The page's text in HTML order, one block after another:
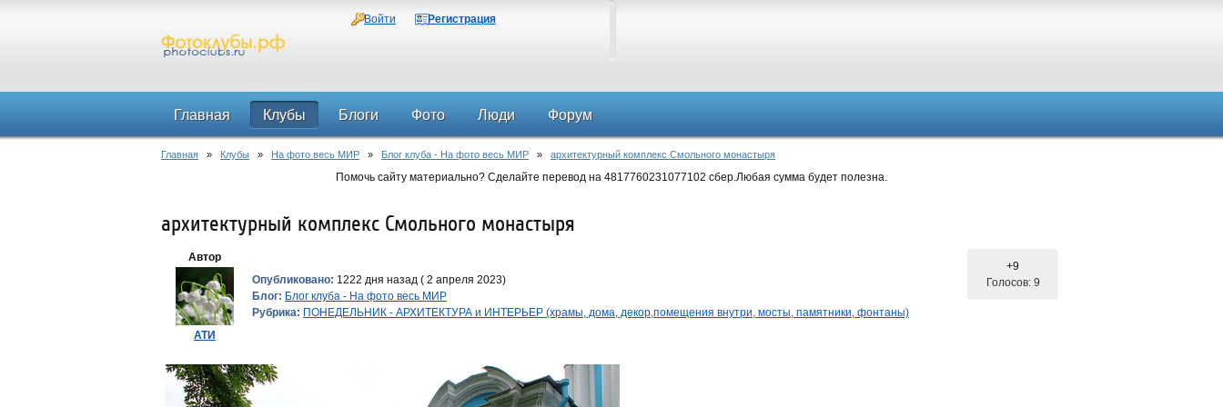
Войти Регистрация
Главная Клубы Блоги Фото Люди Форум
Главная » Клубы » На фото весь МИР » Блог клуба - На фото весь МИР » архитектурный комплекс Смольного монастыря
Помочь сайту материально? Сделайте перевод на 4817760231077102 сбер.Любая сумма будет полезна.
архитектурный комплекс Смольного монастыря
Автор
АТИ
Опубликовано: 1222 дня назад ( 2 апреля 2023)
Блог: Блог клуба - На фото весь МИР
Рубрика: ПОНЕДЕЛЬНИК - АРХИТЕКТУРА и ИНТЕРЬЕР (храмы, дома, декор,помещения внутри, мосты, памятники, фонтаны)
+9
Голосов: 9